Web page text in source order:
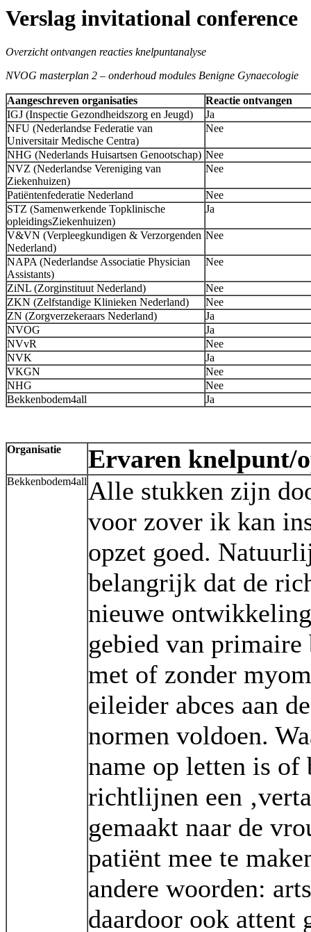
Verslag invitational conference
Overzicht ontvangen reacties knelpuntanalyse
NVOG masterplan 2 – onderhoud modules Benigne Gynaecologie
Aangeschreven organisaties
Reactie ontvangen
IGJ (Inspectie Gezondheidszorg en Jeugd)
Ja
NFU (Nederlandse Federatie van
Universitair Medische Centra)
Nee
NHG (Nederlands Huisartsen Genootschap) Nee
NVZ (Nederlandse Vereniging van
Ziekenhuizen)
Nee
Patiëntenfederatie Nederland
Nee
STZ (Samenwerkende Topklinische
opleidingsZiekenhuizen)
Ja
V&VN (Verpleegkundigen & Verzorgenden
Nederland)
Nee
NAPA (Nederlandse Associatie Physician
Assistants)
Nee
ZiNL (Zorginstituut Nederland)
Nee
ZKN (Zelfstandige Klinieken Nederland)
Nee
ZN (Zorgverzekeraars Nederland)
Ja
NVOG
Ja
NVvR
Nee
NVK
Ja
VKGN
Nee
NHG
Nee
Bekkenbodem4all
Ja
Organisatie Ervaren knelpunt/
Bekkenbodem4allAlle stukken zijn
voor zover ik kan
opzet goed.
belangrijk dat de
nieuwe
gebied van primaire
met of zonder
eileider abces aan
normen voldoen.
name op letten is of
richtlijnen een
gemaakt naar de
patiënt mee te
andere woorden:
daardoor ook attent